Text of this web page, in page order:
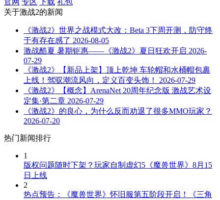
官网 专区 下载 礼包
关于激战2的新闻
《激战2》世界之战模式大改：Beta 3下周开测，防守终
于有存在感了 2026-08-05
激战酷夏 暑期钜惠——《激战2》夏日狂欢开启 2026-
07-29
《激战2》【新品上架】顶上乾坤 车轮帽和水桶帽包裹
上线！驾驭潮流风向，定义百变头饰！
2026-07-29
《激战2》【概念】ArenaNet 20周年纪念版 激战艺术设
定集·第二章 2026-07-29
《激战2》的良心，为什么反而劝退了很多MMO玩家？
2026-07-20
热门新闻排行
1
版权问题随时下架？玩家自制虚幻5《魔兽世界》8月15
日上线
2
热点预告：《魔兽世界》怀旧服第五阶段开启！《三角